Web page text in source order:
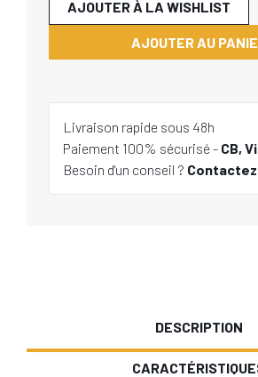
AJOUTER AU
AJOUTER À LA WISHLIST
Livraison rapide sous 48h
Paiement 100% sécurisé - CB,
Besoin d'un conseil ?
DESCRIPTION